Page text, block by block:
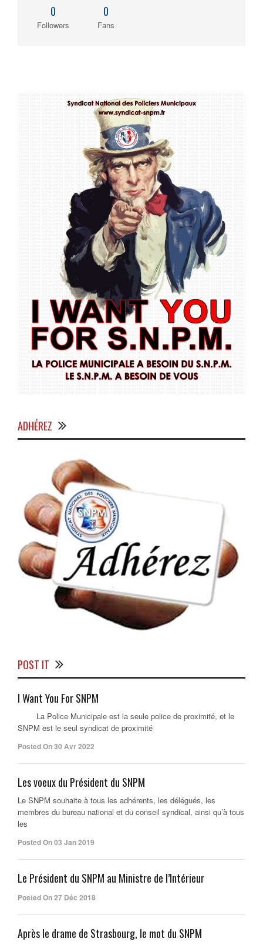
0
Followers
0
Fans
ADHÉREZ
POST IT
I Want You For SNPM
La Police Municipale est la seule police de proximité, et le
SNPM est le seul syndicat de proximité
Posted On 30 Avr 2022
Les voeux du Président du SNPM
Le SNPM souhaite à tous les adhérents, les délégués, les
membres du bureau national et du conseil syndical, ainsi qu’à tous
les
Posted On 03 Jan 2019
Le Président du SNPM au Ministre de l’Intérieur
Posted On 27 Déc 2018
Après le drame de Strasbourg, le mot du SNPM